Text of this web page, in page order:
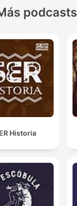
00:10:32 ·
surnaturelle du
Ainsi que
existe et par
00:15:06 · Cette
dimension
pour qu'un
00:15:57 ·
D'abord à
il y a 17 000
00:20:17 · Cette
Historia